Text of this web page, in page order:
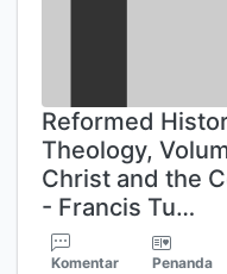
Reformed
Theology,
Christ and the
- Francis Tu…
Komentar Penanda